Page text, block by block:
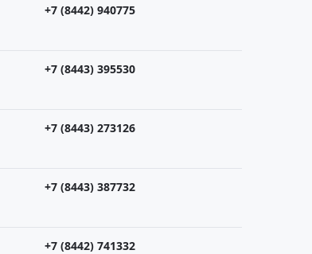
+7 (8442) 940775
+7 (8443) 395530
+7 (8443) 273126
+7 (8443) 387732
+7 (8442) 741332